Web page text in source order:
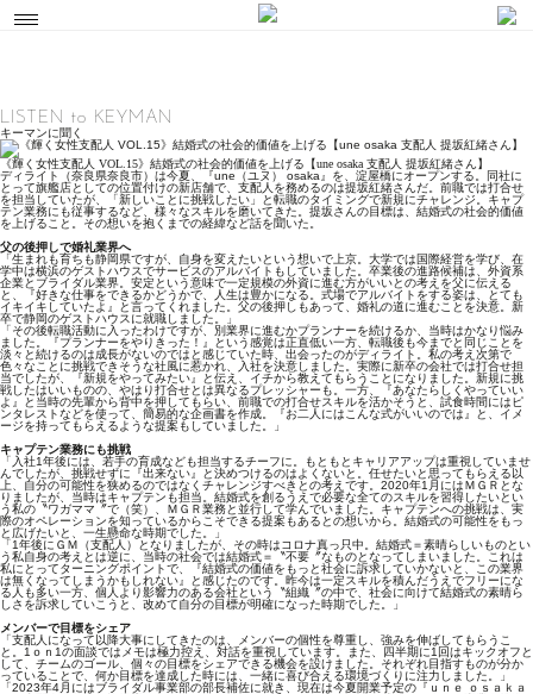
LISTEN to KEYMAN
キーマンに聞く
《輝く女性支配人 VOL.15》結婚式の社会的価値を上げる【une osaka 支配人 提坂紅緒さん】
ディライト（奈良県奈良市）は今夏、『une（ユヌ） osaka』を、淀屋橋にオープンする。同社に
とって旗艦店としての位置付けの新店舗で、支配人を務めるのは提坂紅緒さんだ。前職では打合せ
を担当していたが、「新しいことに挑戦したい」と転職のタイミングで新規にチャレンジ。キャプ
テン業務にも従事するなど、様々なスキルを磨いてきた。提坂さんの目標は、結婚式の社会的価値
を上げること。その想いを抱くまでの経緯など話を聞いた。
父の後押しで婚礼業界へ
「生まれも育ちも静岡県ですが、自身を変えたいという想いで上京。大学では国際経営を学び、在
学中は横浜のゲストハウスでサービスのアルバイトもしていました。卒業後の進路候補は、外資系
企業とブライダル業界。安定という意味で一定規模の外資に進む方がいいとの考えを父に伝える
と、『好きな仕事をできるかどうかで、人生は豊かになる。式場でアルバイトをする姿は、とても
イキイキしていたよ』と言ってくれました。父の後押しもあって、婚礼の道に進むことを決意。新
卒で静岡のゲストハウスに就職しました。」
「その後転職活動に入ったわけですが、別業界に進むかプランナーを続けるか、当時はかなり悩み
ました。『プランナーをやりきった！』という感覚は正直低い一方、転職後も今までと同じことを
淡々と続けるのは成長がないのではと感じていた時、出会ったのがディライト。私の考え次第で
色々なことに挑戦できそうな社風に惹かれ、入社を決意しました。実際に新卒の会社では打合せ担
当でしたが、『新規をやってみたい』と伝え、イチから教えてもらうことになりました。新規に挑
戦したはいいものの、やはり打合せとは異なるプレッシャーも。一方、『あなたらしくやっていい
よ』と当時の先輩から背中を押してもらい、前職での打合せスキルを活かそうと、試食時間にはピ
ンタレストなどを使って、簡易的な企画書を作成。『お二人にはこんな式がいいのでは』と、イメ
ージを持ってもらえるような提案もしていました。」
キャプテン業務にも挑戦
「入社1年後には、若手の育成なども担当するチーフに。もともとキャリアアップは重視していませ
んでしたが、挑戦せずに『出来ない』と決めつけるのはよくないと。任せたいと思ってもらえる以
上、自分の可能性を狭めるのではなくチャレンジすべきとの考えです。2020年1月にはＭＧＲとな
りましたが、当時はキャプテンも担当。結婚式を創るうえで必要な全てのスキルを習得したいとい
う私の〝ワガママ〞で（笑）、ＭＧＲ業務と並行して学んでいました。キャプテンへの挑戦は、実
際のオペレーションを知っているからこそできる提案もあるとの想いから。結婚式の可能性をもっ
と広げたいと、一生懸命な時期でした。」
「1年後にＧＭ（支配人）となりましたが、その時はコロナ真っ只中。結婚式＝素晴らしいものとい
う私自身の考えとは逆に、当時の社会では結婚式＝〝不要〞なものとなってしまいました。これは
私にとってターニングポイントで、『結婚式の価値をもっと社会に訴求していかないと、この業界
は無くなってしまうかもしれない』と感じたのです。昨今は一定スキルを積んだうえでフリーにな
る人も多い一方、個人より影響力のある会社という〝組織〞の中で、社会に向けて結婚式の素晴ら
しさを訴求していこうと、改めて自分の目標が明確になった時期でした。」
メンバーで目標をシェア
「支配人になって以降大事にしてきたのは、メンバーの個性を尊重し、強みを伸ばしてもらうこ
と。1ｏｎ1の面談ではメモは極力控え、対話を重視しています。また、四半期に1回はキックオフと
して、チームのゴール、個々の目標をシェアできる機会を設けました。それぞれ目指すものが分か
っていることで、何か目標を達成した時には、一緒に喜び合える環境づくりに注力しました。」
「2023年4月にはブライダル事業部の部長補佐に就き、現在は今夏開業予定の『ｕｎｅ ｏｓａｋａ